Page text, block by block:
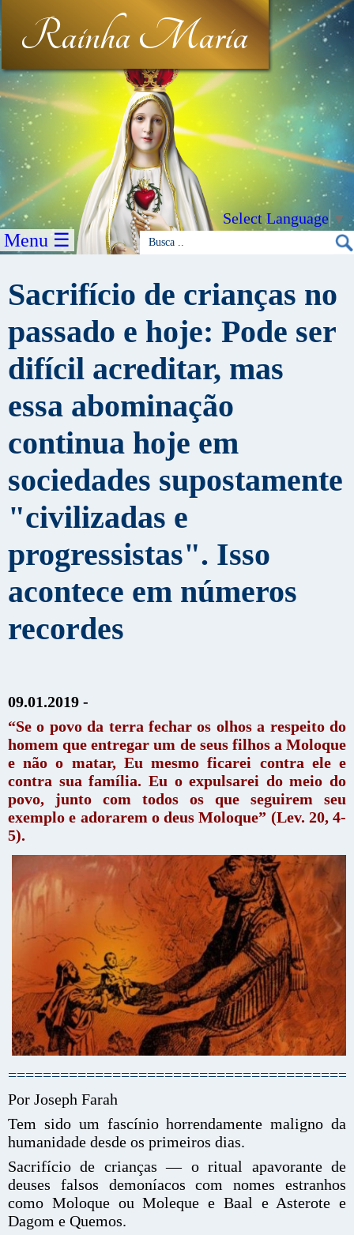
Rainha Maria
Select Language ▼
Menu ☰
Sacrifício de crianças no
passado e hoje: Pode ser
difícil acreditar, mas
essa abominação
continua hoje em
sociedades supostamente
"civilizadas e
progressistas". Isso
acontece em números
recordes
09.01.2019 -
“Se o povo da terra fechar os olhos a respeito do
homem que entregar um de seus filhos a Moloque
e não o matar, Eu mesmo ficarei contra ele e
contra sua família. Eu o expulsarei do meio do
povo, junto com todos os que seguirem seu
exemplo e adorarem o deus Moloque” (Lev. 20, 4-
5).
Por Joseph Farah
Tem sido um fascínio horrendamente maligno da
humanidade desde os primeiros dias.
Sacrifício de crianças — o ritual apavorante de
deuses falsos demoníacos com nomes estranhos
como Moloque ou Moleque e Baal e Asterote e
Dagom e Quemos.